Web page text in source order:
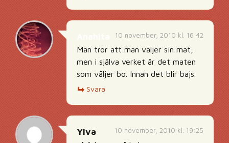
10 november, 2010 kl. 16:42
Man tror att man väljer sin mat,
men i själva verket är det maten
som väljer bo. Innan det blir bajs.
Svara
10 november, 2010 kl. 19:25
Ylva